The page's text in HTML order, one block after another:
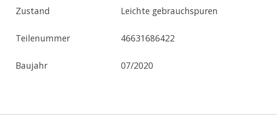
Zustand Leichte gebrauchspuren
Teilenummer 46631686422
Baujahr 07/2020